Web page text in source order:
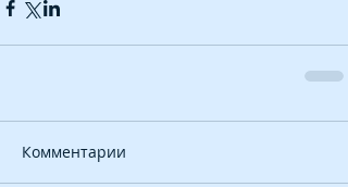
Комментарии